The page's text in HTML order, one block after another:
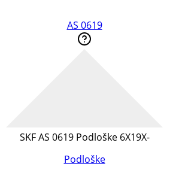
AS 0619
SKF AS 0619 Podloške 6X19X-
Podloške